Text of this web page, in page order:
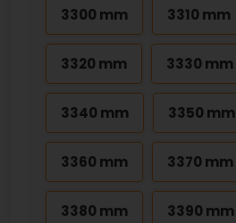
3300 mm 3310 mm
3320 mm 3330 mm
3340 mm 3350 mm
3360 mm 3370 mm
3380 mm 3390 mm